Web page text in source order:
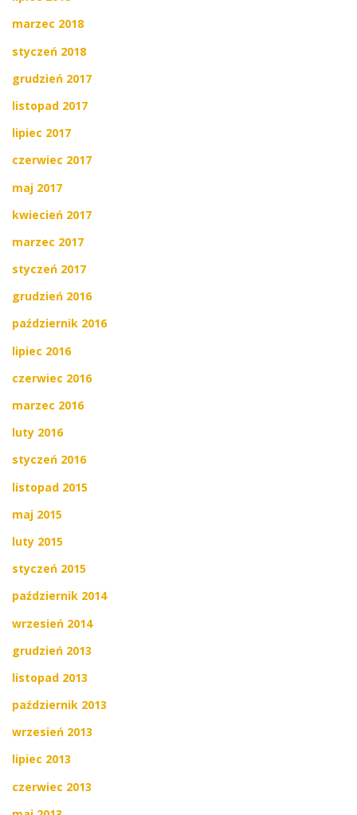
marzec 2018
styczeń 2018
grudzień 2017
listopad 2017
lipiec 2017
czerwiec 2017
maj 2017
kwiecień 2017
marzec 2017
styczeń 2017
grudzień 2016
październik 2016
lipiec 2016
czerwiec 2016
marzec 2016
luty 2016
styczeń 2016
listopad 2015
maj 2015
luty 2015
styczeń 2015
październik 2014
wrzesień 2014
grudzień 2013
listopad 2013
październik 2013
wrzesień 2013
lipiec 2013
czerwiec 2013